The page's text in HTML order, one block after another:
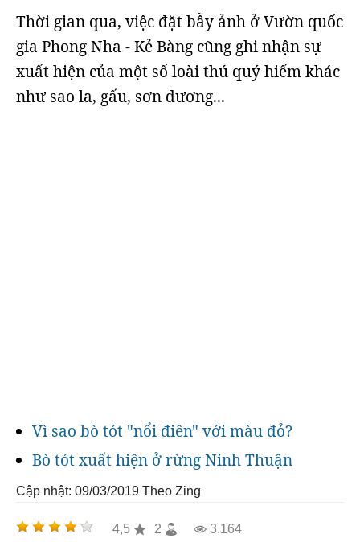
Thời gian qua, việc đặt bẫy ảnh ở Vườn quốc
gia Phong Nha - Kẻ Bàng cũng ghi nhận sự
xuất hiện của một số loài thú quý hiếm khác
như sao la, gấu, sơn dương...
Vì sao bò tót "nổi điên" với màu đỏ?
Bò tót xuất hiện ở rừng Ninh Thuận
Cập nhật: 09/03/2019 Theo Zing
4,5 2 3.164